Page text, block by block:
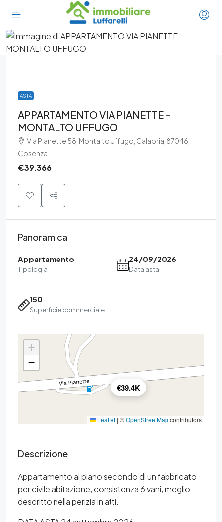
ASTA
APPARTAMENTO VIA PIANETTE –
MONTALTO UFFUGO
Via Pianette 58, Montalto Uffugo, Calabria, 87046,
Cosenza
€39.366
Panoramica
Appartamento
Tipologia
24/09/2026
Data asta
150
Superficie commerciale
€39.4K
+
−
Leaflet | ©OpenStreetMapcontributors
Descrizione
Appartamento al piano secondo di un fabbricato
per civile abitazione, consistenza 6 vani, meglio
descritto nella perizia in atti.